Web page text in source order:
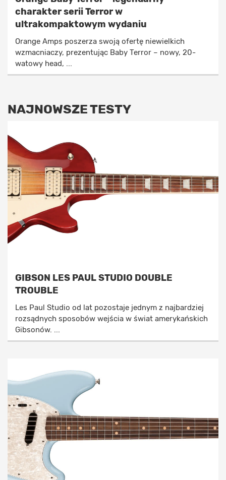
charakter serii Terror w
ultrakompaktowym wydaniu
Orange Amps poszerza swoją ofertę niewielkich
wzmacniaczy, prezentując Baby Terror – nowy, 20-
watowy head, ...
NAJNOWSZE TESTY
GIBSON LES PAUL STUDIO DOUBLE
TROUBLE
Les Paul Studio od lat pozostaje jednym z najbardziej
rozsądnych sposobów wejścia w świat amerykańskich
Gibsonów. ...